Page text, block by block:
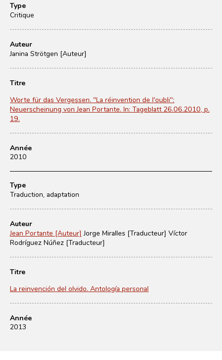
Type
Critique
Auteur
Janina Strötgen [Auteur]
Titre
Worte für das Vergessen. "La réinvention de l'oubli":
Neuerscheinung von Jean Portante. In: Tageblatt 26.06.2010, p.
19.
Année
2010
Type
Traduction, adaptation
Auteur
Jean Portante [Auteur] Jorge Miralles [Traducteur] Víctor
Rodríguez Núñez [Traducteur]
Titre
La reinvención del olvido. Antología personal
Année
2013